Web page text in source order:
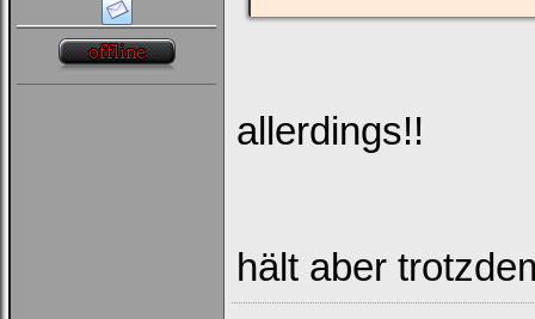
allerdings!!
hält aber